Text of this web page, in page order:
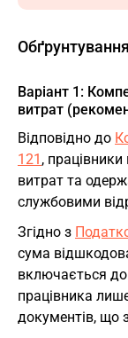
Варіант 1:
витрат
Відповідно до
121 ,
витрат та
службовими
Згідно з
сума
включається
працівника
документів, що